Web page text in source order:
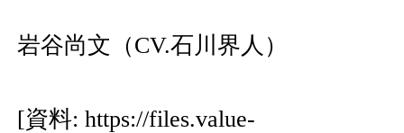
岩谷尚文（CV.石川界人）
[資料: https://files.value-